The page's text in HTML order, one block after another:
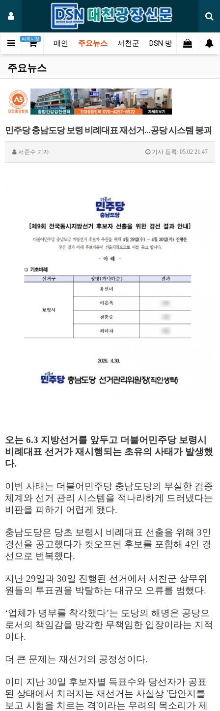
벼룩시장
메인 주요뉴스 서천군 DSN 방송 오피니언
주요뉴스
민주당 충남도당 보령 비례대표 재선거...공당 시스템 붕괴
서준수 기자 기사 등록: 05.02 21:47
오는 6.3 지방선거를 앞두고 더불어민주당 보령시
비례대표 선거가 재시행되는 초유의 사태가 발생했
다.
이번 사태는 더불어민주당 충남도당의 부실한 검증
체계와 선거 관리 시스템을 적나라하게 드러냈다는
비판을 피하기 어렵게 됐다.
충남도당은 당초 보령시 비례대표 선출을 위해 3인
경선을 공고했다가 컷오프된 후보를 포함해 4인 경
선으로 번복했다.
지난 29일과 30일 진행된 선거에서 서천군 상무위
원들의 투표권을 박탈하는 대규모 오류를 범했다.
‘업체가 명부를 착각했다’는 도당의 해명은 공당으
로서의 책임감을 망각한 무책임한 입장이라는 지적
이다.
더 큰 문제는 재선거의 공정성이다.
이미 지난 30일 후보자별 득표수와 당선자가 공표
된 상태에서 치러지는 재선거는 사실상 '답안지를
보고 시험을 치르는 격'이라는 우려의 목소리가 제